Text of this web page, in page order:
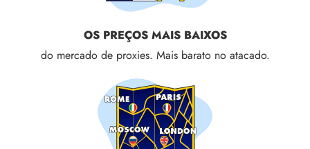
OS PREÇOS MAIS BAIXOS
do mercado de proxies. Mais barato no atacado.